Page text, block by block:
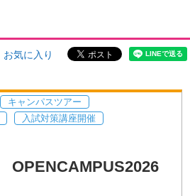
お気に入り
キャンパスツアー
入試対策講座開催